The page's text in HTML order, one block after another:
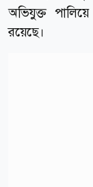
অভিযুক্ত
রয়েছে।